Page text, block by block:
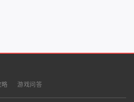
略 游戏问答